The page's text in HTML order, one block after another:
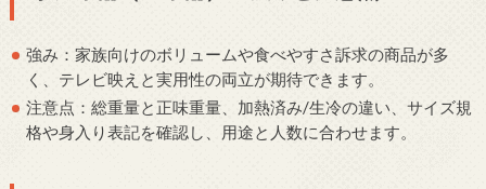
強み：家族向けのボリュームや食べやすさ訴求の商品が多
く、テレビ映えと実用性の両立が期待できます。
注意点：総重量と正味重量、加熱済み/生冷の違い、サイズ規
格や身入り表記を確認し、用途と人数に合わせます。